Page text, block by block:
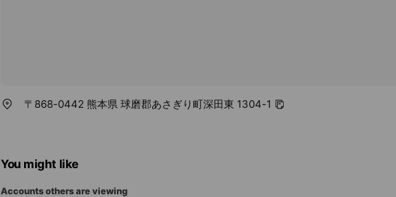
〒868-0442 熊本県 球磨郡あさぎり町深田東 1304-1
You might like
Accounts others are viewing